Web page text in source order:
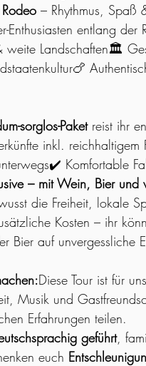
– Rhythmus, Spaß
Enthusiasten entlang
weite Landschaften🏛️
sorglos-Paket reist ihr
inkl.
Komfortable
– mit Wein, Bier
die Freiheit, lokale
Kosten – ihr
Bier auf unvergessliche
Diese Tour ist für
Musik und
Erfahrungen teilen.
geführt,
euch